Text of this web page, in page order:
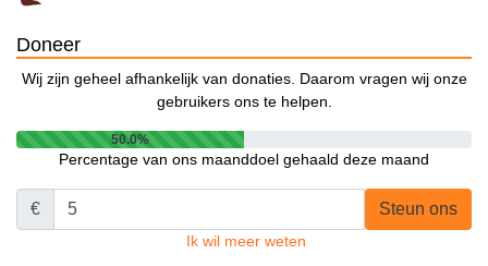
Doneer
Wij zijn geheel afhankelijk van donaties. Daarom vragen wij onze
gebruikers ons te helpen.
50.0%
Percentage van ons maanddoel gehaald deze maand
€ Steun ons
Ik wil meer weten